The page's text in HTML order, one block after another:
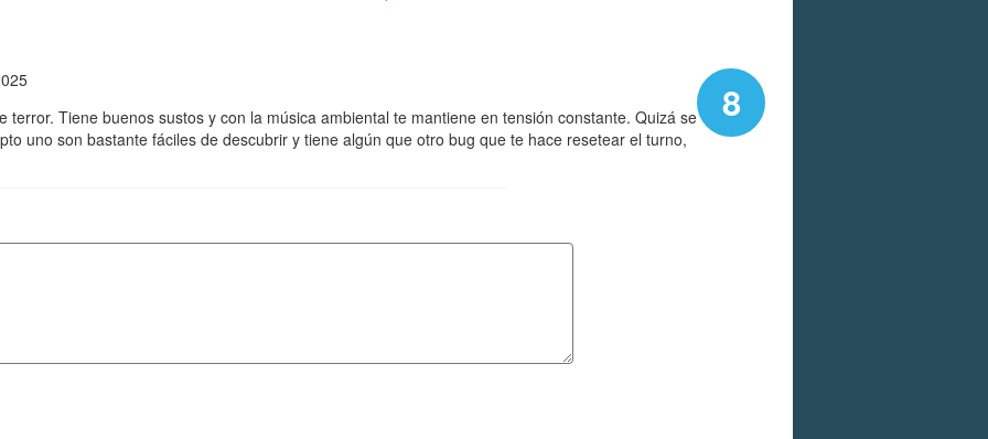
8
terror. Tiene buenos sustos y con la música ambiental te mantiene en tensión constante. Quizá se
uno son bastante fáciles de descubrir y tiene algún que otro bug que te hace resetear el turno,